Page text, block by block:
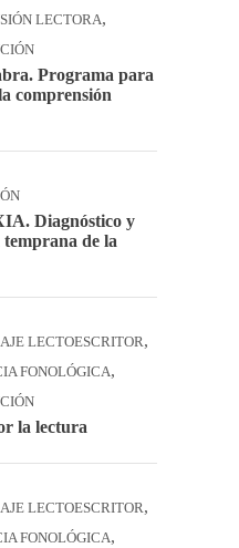
LECTORA,
Programa para
comprensión
Diagnóstico y
temprana de la
LECTOESCRITOR,
FONOLÓGICA,
la lectura
LECTOESCRITOR,
FONOLÓGICA,